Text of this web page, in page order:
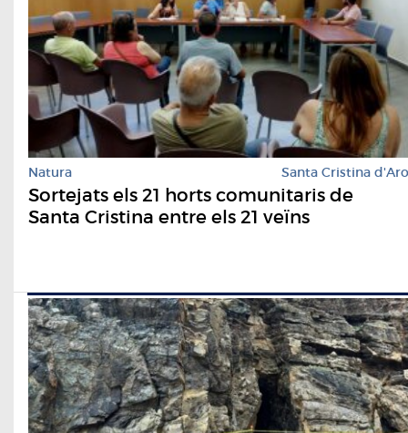
Natura Santa Cristina d'Aro
Sortejats els 21 horts comunitaris de
Santa Cristina entre els 21 veïns